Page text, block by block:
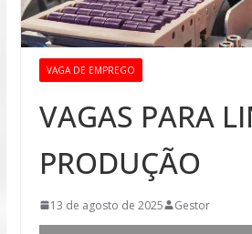
VAGA DE EMPREGO
VAGAS PARA
PRODUÇÃO
13 de agosto de 2025 Gestor